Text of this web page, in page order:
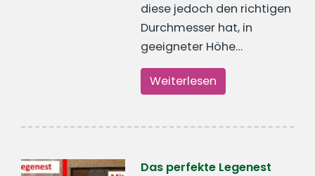
diese jedoch den richtigen
Durchmesser hat, in
geeigneter Höhe…
Weiterlesen
Das perfekte Legenest